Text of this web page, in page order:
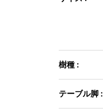
樹種 :
テーブル脚 :